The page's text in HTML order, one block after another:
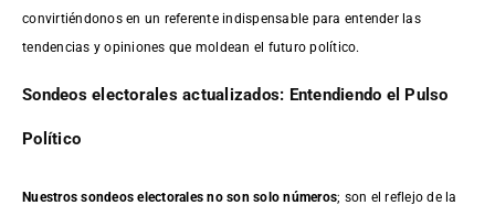
convirtiéndonos en un referente indispensable para entender las
tendencias y opiniones que moldean el futuro político.
Sondeos electorales actualizados: Entendiendo el Pulso
Político
Nuestros sondeos electorales no son solo números; son el reflejo de la